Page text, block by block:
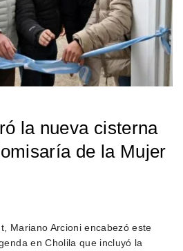
la nueva cisterna
de la Mujer
Mariano Arcioni encabezó este
en Cholila que incluyó la